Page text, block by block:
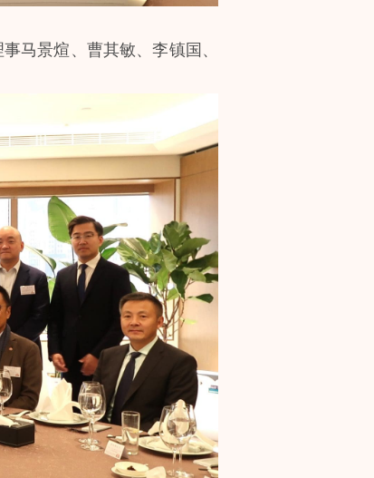
马景煊、曹其敏、李镇国、